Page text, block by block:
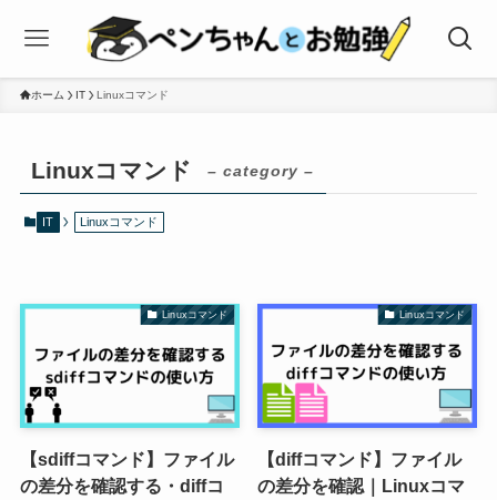
ホーム IT Linuxコマンド
Linuxコマンド – category –
IT Linuxコマンド
Linuxコマンド
【sdiffコマンド】ファイル
の差分を確認する・diffコ
Linuxコマンド
【diffコマンド】ファイル
の差分を確認｜Linuxコマ